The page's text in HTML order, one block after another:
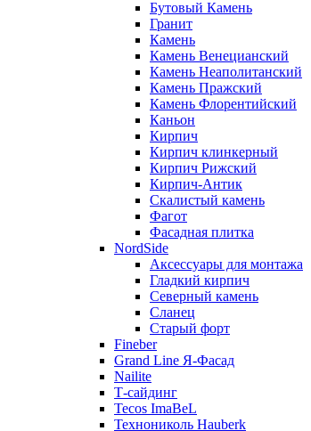
Бутовый Камень
Гранит
Камень
Камень Венецианский
Камень Неаполитанский
Камень Пражский
Камень Флорентийский
Каньон
Кирпич
Кирпич клинкерный
Кирпич Рижский
Кирпич-Антик
Скалистый камень
Фагот
Фасадная плитка
NordSide
Аксессуары для монтажа
Гладкий кирпич
Северный камень
Сланец
Старый форт
Fineber
Grand Line Я-Фасад
Nailite
Т-сайдинг
Tecos ImaBeL
Технониколь Hauberk